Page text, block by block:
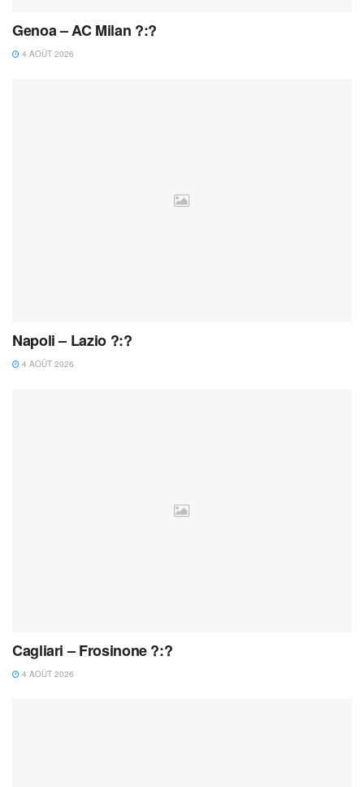
Genoa – AC Milan ?:?
4 AOÛT 2026
Napoli – Lazio ?:?
4 AOÛT 2026
Cagliari – Frosinone ?:?
4 AOÛT 2026